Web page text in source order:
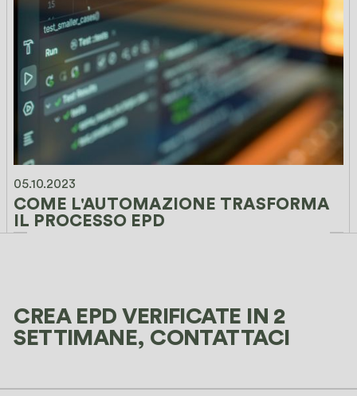
05.10.2023
COME L'AUTOMAZIONE TRASFORMA
IL PROCESSO EPD
CREA EPD VERIFICATE IN 2
SETTIMANE, CONTATTACI